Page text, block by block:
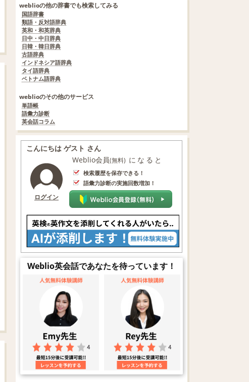
weblioの他の辞書でも検索してみる
国語辞書
類語・反対語辞典
英和・和英辞典
日中・中日辞典
日韓・韓日辞典
古語辞典
インドネシア語辞典
タイ語辞典
ベトナム語辞典
weblioのその他のサービス
単語帳
語彙力診断
英会話コラム
こんにちは ゲスト さん
ログイン
Weblio会員(無料) になると
検索履歴を保存できる！
語彙力診断の実施回数増加！
Weblio英会話であなたを待っています！